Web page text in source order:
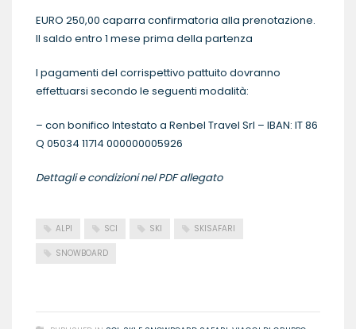
EURO 250,00 caparra confirmatoria alla prenotazione.
Il saldo entro 1 mese prima della partenza
I pagamenti del corrispettivo pattuito dovranno
effettuarsi secondo le seguenti modalità:
– con bonifico Intestato a Renbel Travel Srl – IBAN: IT 86
Q 05034 11714 000000005926
Dettagli e condizioni nel PDF allegato
ALPI SCI SKI SKISAFARI
SNOWBOARD